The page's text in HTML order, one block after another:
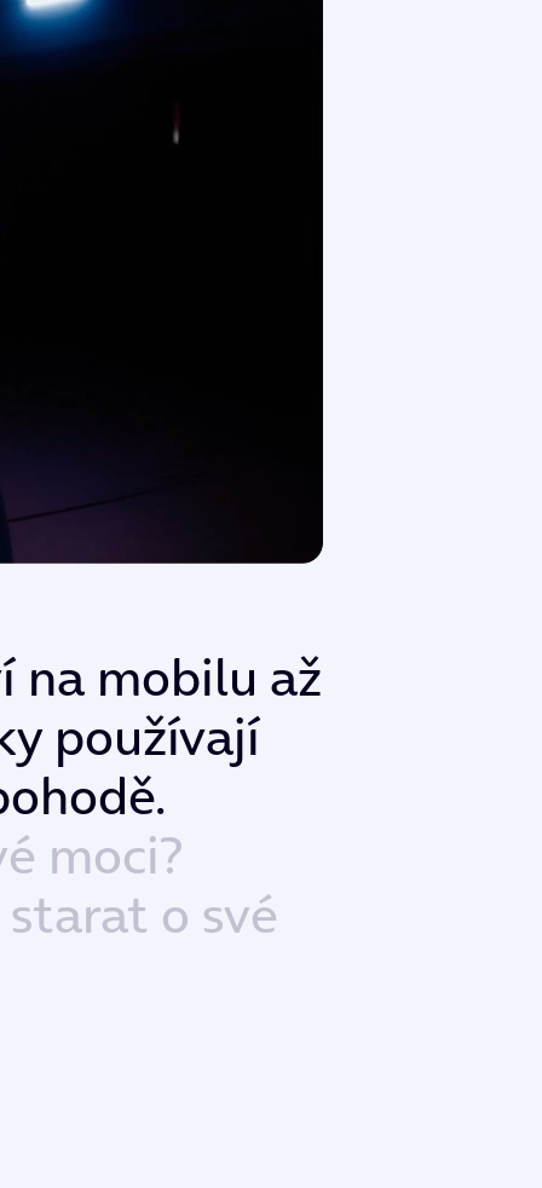
í na mobilu až
y používají
ohodě.
é moci?
starat o své